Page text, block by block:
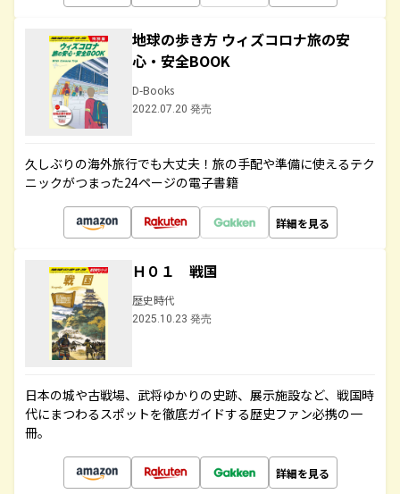
地球の歩き方 ウィズコロナ旅の安
心・安全BOOK
D-Books
2022.07.20 発売
久しぶりの海外旅行でも大丈夫！旅の手配や準備に使えるテク
ニックがつまった24ページの電子書籍
詳細を見る
Ｈ０１ 戦国
歴史時代
2025.10.23 発売
日本の城や古戦場、武将ゆかりの史跡、展示施設など、戦国時
代にまつわるスポットを徹底ガイドする歴史ファン必携の一
冊。
詳細を見る